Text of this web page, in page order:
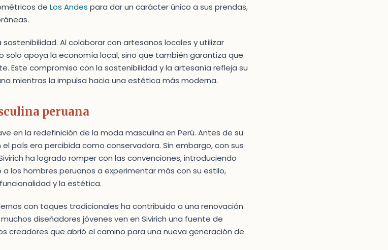
de Los Andes para dar un carácter único a sus prendas,
sostenibilidad. Al colaborar con artesanos locales y utilizar
apoya la economía local, sino que también garantiza que
Este compromiso con la sostenibilidad y la artesanía refleja su
mientras la impulsa hacia una estética más moderna.
peruana
en la redefinición de la moda masculina en Perú. Antes de su
país era percibida como conservadora. Sin embargo, con sus
ha logrado romper con las convenciones, introduciendo
los hombres peruanos a experimentar más con su estilo,
y la estética.
con toques tradicionales ha contribuido a una renovación
diseñadores jóvenes ven en Sivirich una fuente de
creadores que abrió el camino para una nueva generación de